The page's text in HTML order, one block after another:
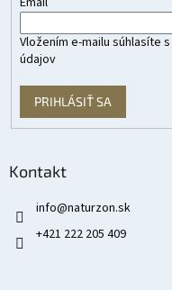
Vložením e-mailu súhlasíte s
údajov
PRIHLÁSIŤ SA
Kontakt
info@naturzon.sk
+421 222 205 409